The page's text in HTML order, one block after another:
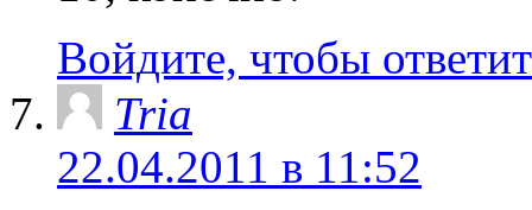
Войдите, чтобы
Tria
22.04.2011 в 11:52